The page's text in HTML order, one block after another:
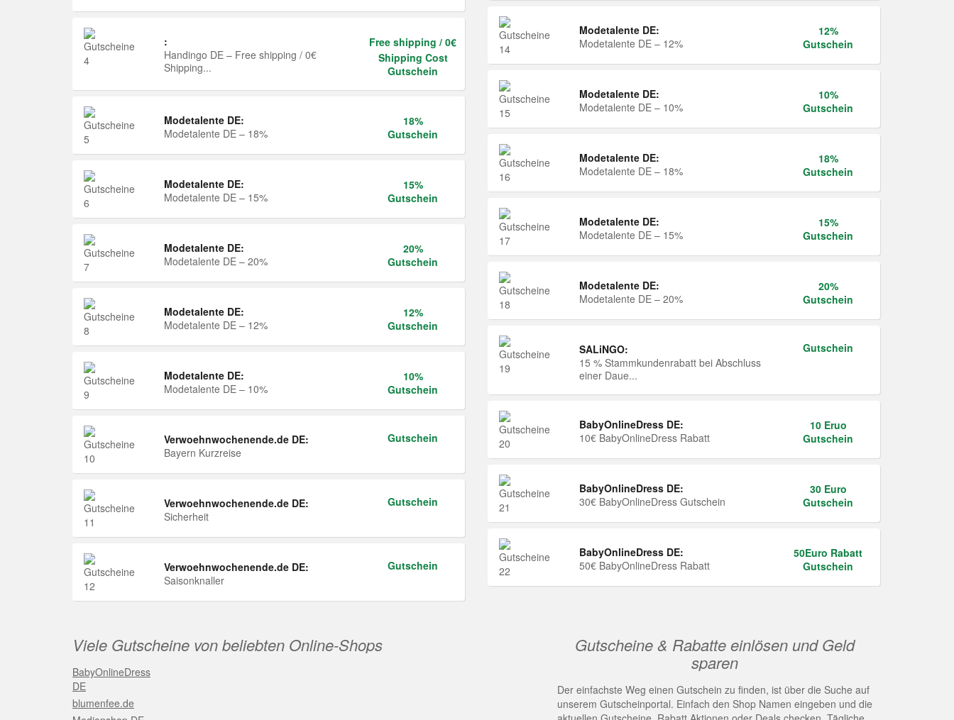
:
Handingo DE – Free shipping / 0€
Shipping...
Free shipping / 0€
Shipping Cost
Gutschein
Modetalente DE:
Modetalente DE – 18%
18%
Gutschein
Modetalente DE:
Modetalente DE – 15%
15%
Gutschein
Modetalente DE:
Modetalente DE – 20%
20%
Gutschein
Modetalente DE:
Modetalente DE – 12%
12%
Gutschein
Modetalente DE:
Modetalente DE – 10%
10%
Gutschein
Verwoehnwochenende.de DE:
Bayern Kurzreise
Gutschein
Verwoehnwochenende.de DE:
Sicherheit
Gutschein
Verwoehnwochenende.de DE:
Saisonknaller
Gutschein
Modetalente DE:
Modetalente DE – 12%
12%
Gutschein
Modetalente DE:
Modetalente DE – 10%
10%
Gutschein
Modetalente DE:
Modetalente DE – 18%
18%
Gutschein
Modetalente DE:
Modetalente DE – 15%
15%
Gutschein
Modetalente DE:
Modetalente DE – 20%
20%
Gutschein
SALiNGO:
15 % Stammkundenrabatt bei Abschluss
einer Daue...
Gutschein
BabyOnlineDress DE:
10€ BabyOnlineDress Rabatt
10 Eruo
Gutschein
BabyOnlineDress DE:
30€ BabyOnlineDress Gutschein
30 Euro
Gutschein
BabyOnlineDress DE:
50€ BabyOnlineDress Rabatt
50Euro Rabatt
Gutschein
Viele Gutscheine von beliebten Online-Shops
BabyOnlineDress
DE
blumenfee.de
Gutscheine & Rabatte einlösen und Geld
sparen
Der einfachste Weg einen Gutschein zu finden, ist über die Suche auf
unserem Gutscheinportal. Einfach den Shop Namen eingeben und die